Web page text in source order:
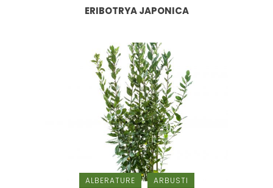
ERIBOTRYA JAPONICA
ALBERATURE ARBUSTI